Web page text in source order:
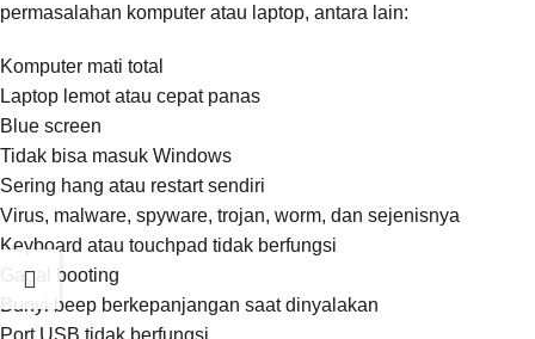
permasalahan komputer atau laptop, antara lain:
Komputer mati total
Laptop lemot atau cepat panas
Blue screen
Tidak bisa masuk Windows
Sering hang atau restart sendiri
Virus, malware, spyware, trojan, worm, dan sejenisnya
Keyboard atau touchpad tidak berfungsi
Gagal booting
Bunyi beep berkepanjangan saat dinyalakan
Port USB tidak berfungsi